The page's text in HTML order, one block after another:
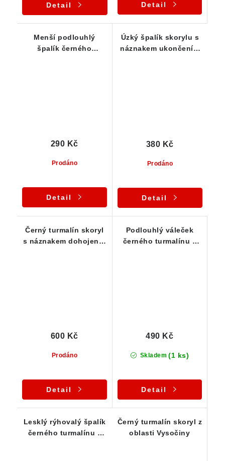
Detail Detail
Menší podlouhlý
špalík černého
Prodáno
290 Kč
Detail
Úzký špalík skorylu s
náznakem ukončení a
Prodáno
380 Kč
Detail
Černý turmalín skoryl
s náznakem dohojení -
Prodáno
600 Kč
Detail
Podlouhlý váleček
černého turmalínu s
Skladem (1 ks)
490 Kč
Detail
Lesklý rýhovalý špalík
černého turmalínu s
Černý turmalín skoryl z
oblasti Vysočiny